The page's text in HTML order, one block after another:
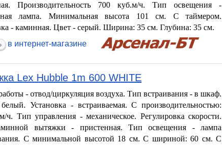
Производительность 700 куб.м/ч. Тип освещения -
лампа. Минимальная высота 101 см. С таймером.
- каминная. Цвет - серый. Ширина: 35 см. Глубина: 35 см.
в интернет-магазине
Lex Hubble 1m 600 WHITE
- отвод/циркуляция воздуха. Тип встраивания - в шкаф.
Установка - встраиваемая. С производительностью:
ч. Тип управления - механическое. Регулировка скорости.
вытяжки - пристенная. Тип освещения - лампа
С минимальной высотой 18 см. С шириной: 60 см. С